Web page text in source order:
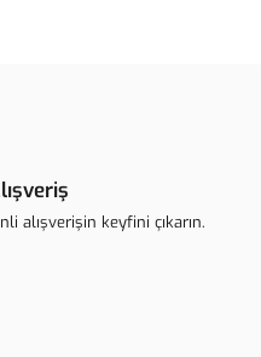
alışverişin keyfini çıkarın.